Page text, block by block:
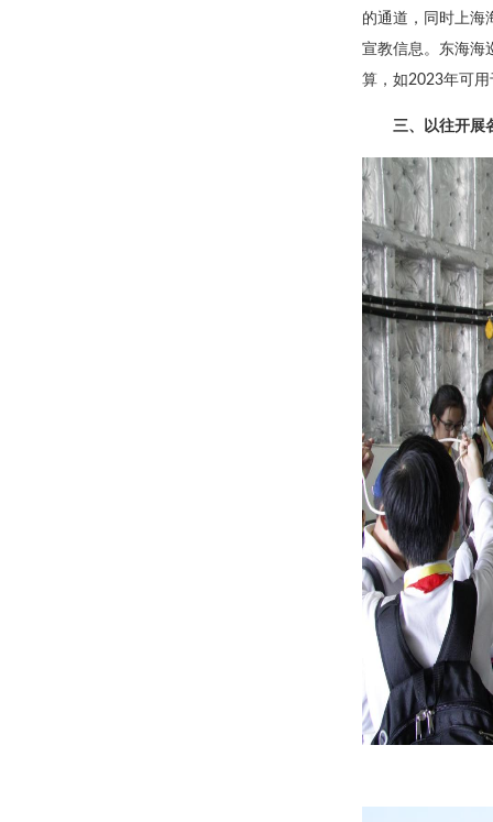
的通道，同时上海
宣教信息。东海海
算，如2023年可
三、以往开展